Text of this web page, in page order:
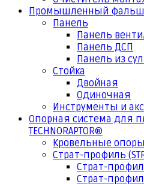
Промышленный
Панель
Панель
Панель ДСП
Панель из
Стойка
Двойная
Одиночная
Инструменты и
Опорная система для
TECHNORAPTOR®
Кровельные
Страт-профиль
Страт-
Страт-